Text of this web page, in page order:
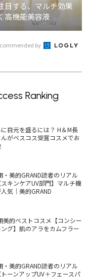
目する、マルチ効果
高機能美容液
by
Ranking
目元を盛るには？ H＆M長
がベスコス受賞コスメでお
・美的GRAND読者のリアル
キンケアUV部門】マルチ機
気｜美的GRAND
美的ベストコスメ【コンシー
グ】肌のアラをカムフラー
・美的GRAND読者のリアル
ーンアップUV＋フェースパ